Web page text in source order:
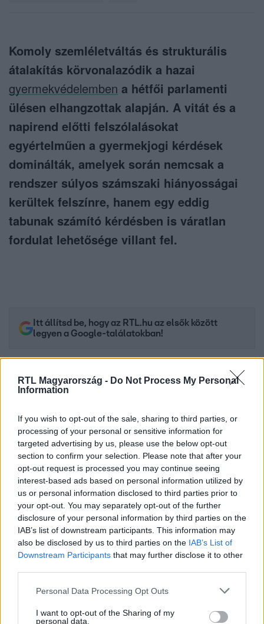
RTL Magyarország - Do Not Process My Personal
Information
If you wish to opt-out of the sale, sharing to third parties, or
processing of your personal or sensitive information for
targeted advertising by us, please use the below opt-out
section to confirm your selection. Please note that after your
opt-out request is processed you may continue seeing
interest-based ads based on personal information utilized by
us or personal information disclosed to third parties prior to
your opt-out. You may separately opt-out of the further
disclosure of your personal information by third parties on the
IAB’s list of downstream participants. This information may
also be disclosed by us to third parties on the IAB’s List of
Downstream Participants that may further disclose it to other
Please note that this website/app uses one or more Google
not limited to your visit or usage behaviour. You may click to
Personal Data Processing Opt Outs
I want to opt-out of the Sharing of my
personal data.
Komoly szemléletváltás és strukturális
átalakítás körvonalazódik a hazai
gyermekvédelemben a hétfői parlamenti
ülésen elhangzottak alapján. A vitát és a
napirend előtti felszólalásokat
egyértelműen a gyermekjogi kérdések
dominálták, amelyek során nemcsak a
rendszer súlyos számszaki hiányosságai
kerültek felszínre, hanem egy eddig
tabunak számító kérdésben is váratlan
fordulat lehetősége villant fel.
Itt állítsd be, hogy az RTL.hu az elsők között
legyen a Google-találatokban!
Kövess minket, és értesülj a friss hírekről a
Facebookon is!
Követem
BELFÖLD #MAGYAR HÍREK #KÖZÉLET